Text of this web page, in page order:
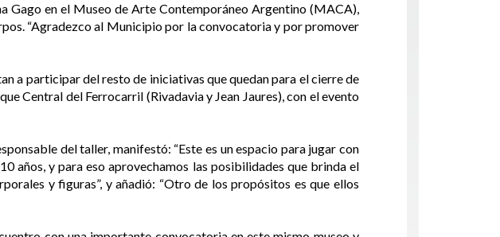
Gago en el Museo de Arte Contemporáneo Argentino (MACA),
“Agradezco al Municipio por la convocatoria y por promover
a participar del resto de iniciativas que quedan para el cierre de
Central del Ferrocarril (Rivadavia y Jean Jaures), con el evento
del taller, manifestó: “Este es un espacio para jugar con
años, y para eso aprovechamos las posibilidades que brinda el
y figuras”, y añadió: “Otro de los propósitos es que ellos